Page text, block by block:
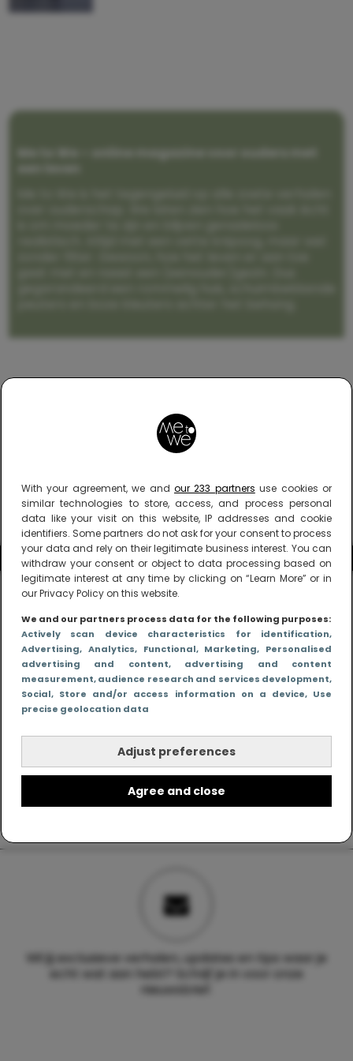
With your agreement, we and our 233 partners use cookies or
similar technologies to store, access, and process personal
data like your visit on this website, IP addresses and cookie
identifiers. Some partners do not ask for your consent to process
your data and rely on their legitimate business interest. You can
withdraw your consent or object to data processing based on
legitimate interest at any time by clicking on “Learn More” or in
our Privacy Policy on this website.
We and our partners process data for the following purposes:
Actively scan device characteristics for identification,
Advertising, Analytics, Functional, Marketing, Personalised
advertising and content, advertising and content
measurement, audience research and services development,
Social, Store and/or access information on a device, Use
precise geolocation data
Adjust preferences
Agree and close
Me to We – online magazine voor ouders met
Wil jij exclusieve verhalen, updates en tips waar je
echt wat aan hebt? Schrijf je in voor onze
nieuwsbrief.